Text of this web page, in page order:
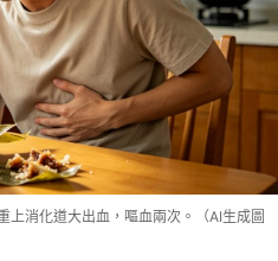
上消化道大出血，嘔血兩次。（AI生成圖